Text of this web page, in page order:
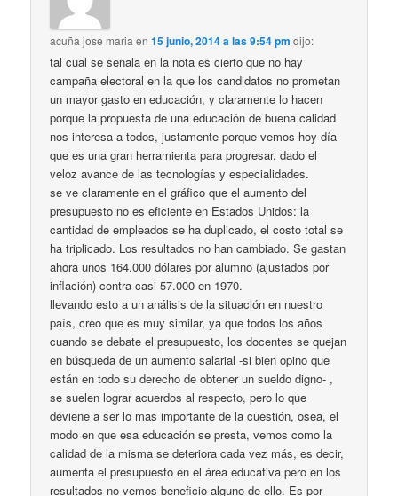
acuña jose maria en15 junio, 2014 a las 9:54 pm dijo:
tal cual se señala en la nota es cierto que no hay
campaña electoral en la que los candidatos no prometan
un mayor gasto en educación, y claramente lo hacen
porque la propuesta de una educación de buena calidad
nos interesa a todos, justamente porque vemos hoy día
que es una gran herramienta para progresar, dado el
veloz avance de las tecnologías y especialidades.
se ve claramente en el gráfico que el aumento del
presupuesto no es eficiente en Estados Unidos: la
cantidad de empleados se ha duplicado, el costo total se
ha triplicado. Los resultados no han cambiado. Se gastan
ahora unos 164.000 dólares por alumno (ajustados por
inflación) contra casi 57.000 en 1970.
llevando esto a un análisis de la situación en nuestro
país, creo que es muy similar, ya que todos los años
cuando se debate el presupuesto, los docentes se quejan
en búsqueda de un aumento salarial -si bien opino que
están en todo su derecho de obtener un sueldo digno- ,
se suelen lograr acuerdos al respecto, pero lo que
deviene a ser lo mas importante de la cuestión, osea, el
modo en que esa educación se presta, vemos como la
calidad de la misma se deteriora cada vez más, es decir,
aumenta el presupuesto en el área educativa pero en los
resultados no vemos beneficio alguno de ello. Es por